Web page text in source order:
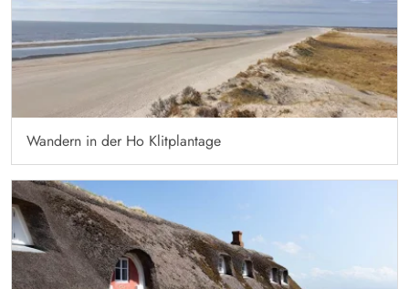
Wandern in der Ho Klitplantage